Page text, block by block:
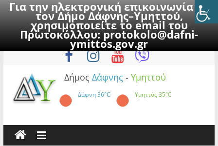
Για την ηλεκτρονική επικοινωνία με
τον Δήμο Δάφνης–Υμηττού,
χρησιμοποιείτε το email του
Πρωτοκόλλου:protokolo@dafni-
ymittos.gov.gr
to
Σάββατο, 8 Αυγούστου 2026
Δήμος Δάφνης - Υμηττού
Δάφνη36°C Υμηττός35°C